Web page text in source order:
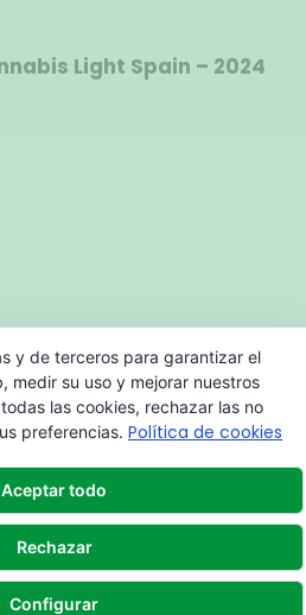
Light Spain – 2024
y de terceros para garantizar el
medir su uso y mejorar nuestros
las cookies, rechazar las no
preferencias. Política de cookies
Aceptar todo
Rechazar
Configurar